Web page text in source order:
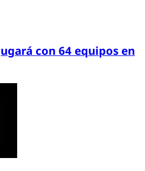
con 64 equipos en